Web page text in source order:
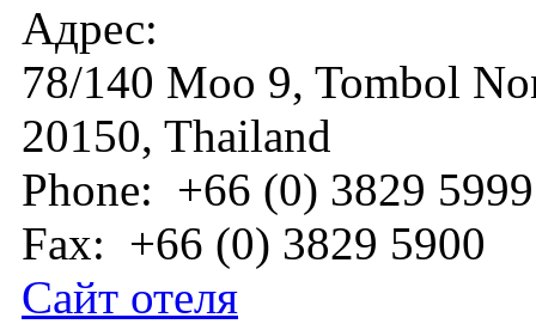
Адрес:
78/140 Moo 9, Tombol
20150, Thailand
Phone: +66 (0) 3829 5999
Fax: +66 (0) 3829 5900
Сайт отеля